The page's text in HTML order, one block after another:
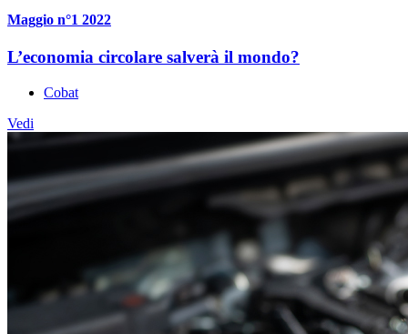
Maggio n°1 2022
L’economia circolare salverà il mondo?
Cobat
Vedi